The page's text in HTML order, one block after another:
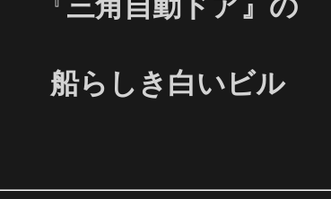
船らしき白いビル